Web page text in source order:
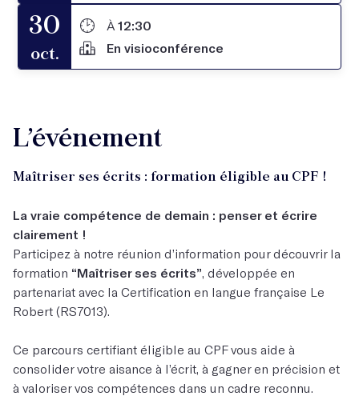
30
oct.
À 12:30
En visioconférence
L’événement
Maîtriser ses écrits : formation éligible au CPF !
La vraie compétence de demain : penser et écrire
clairement !
Participez à notre réunion d’information pour découvrir la
formation “Maîtriser ses écrits”, développée en
partenariat avec la Certification en langue française Le
Robert (RS7013).
Ce parcours certifiant éligible au CPF vous aide à
consolider votre aisance à l’écrit, à gagner en précision et
à valoriser vos compétences dans un cadre reconnu.